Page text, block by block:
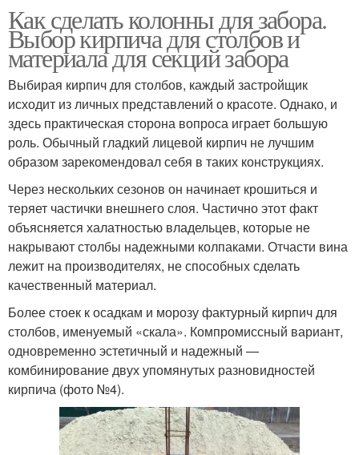
Как сделать колонны для забора.
Выбор кирпича для столбов и
материала для секций забора
Выбирая кирпич для столбов, каждый застройщик
исходит из личных представлений о красоте. Однако, и
здесь практическая сторона вопроса играет большую
роль. Обычный гладкий лицевой кирпич не лучшим
образом зарекомендовал себя в таких конструкциях.
Через нескольких сезонов он начинает крошиться и
теряет частички внешнего слоя. Частично этот факт
объясняется халатностью владельцев, которые не
накрывают столбы надежными колпаками. Отчасти вина
лежит на производителях, не способных сделать
качественный материал.
Более стоек к осадкам и морозу фактурный кирпич для
столбов, именуемый «скала». Компромиссный вариант,
одновременно эстетичный и надежный —
комбинирование двух упомянутых разновидностей
кирпича (фото №4).